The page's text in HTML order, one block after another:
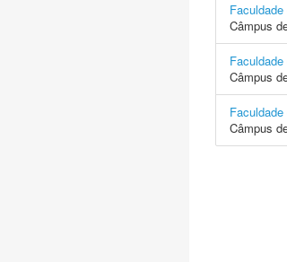
Câmpus
Câmpus
Câmpus